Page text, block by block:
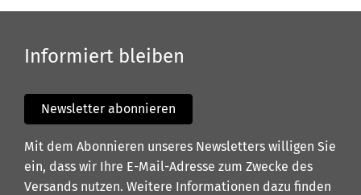
Informiert bleiben
Newsletter abonnieren
Mit dem Abonnieren unseres Newsletters willigen Sie
ein, dass wir Ihre E-Mail-Adresse zum Zwecke des
Versands nutzen. Weitere Informationen dazu finden